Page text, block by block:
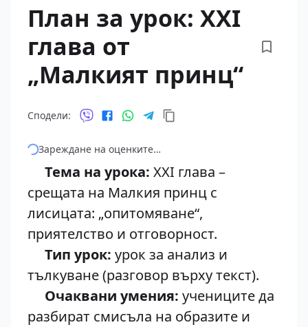
План за урок: XXI
глава от
„Малкият принц“
Сподели:
Зареждане на оценките…
Тема на урока: XXI глава –
срещата на Малкия принц с
лисицата: „опитомяване“,
приятелство и отговорност.
Тип урок: урок за анализ и
тълкуване (разговор върху текст).
Очаквани умения: учениците да
разбират смисъла на образите и